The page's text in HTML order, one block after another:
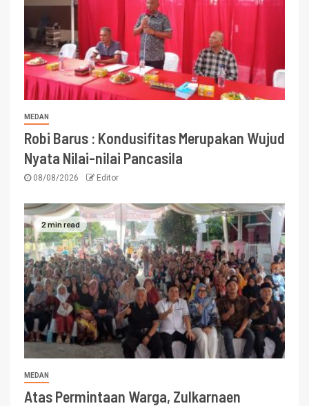
MEDAN
Robi Barus : Kondusifitas Merupakan Wujud
Nyata Nilai-nilai Pancasila
08/08/2026 Editor
2 min read
MEDAN
Atas Permintaan Warga, Zulkarnaen